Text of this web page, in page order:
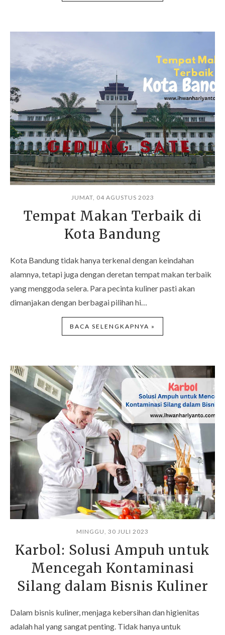
JUMAT, 04 AGUSTUS 2023
Tempat Makan Terbaik di
Kota Bandung
Kota Bandung tidak hanya terkenal dengan keindahan
alamnya, tetapi juga dengan deretan tempat makan terbaik
yang menggoda selera. Para pecinta kuliner pasti akan
dimanjakan dengan berbagai pilihan hi…
BACA SELENGKAPNYA »
MINGGU, 30 JULI 2023
Karbol: Solusi Ampuh untuk
Mencegah Kontaminasi
Silang dalam Bisnis Kuliner
Dalam bisnis kuliner, menjaga kebersihan dan higienitas
adalah hal yang sangat penting. Tidak hanya untuk